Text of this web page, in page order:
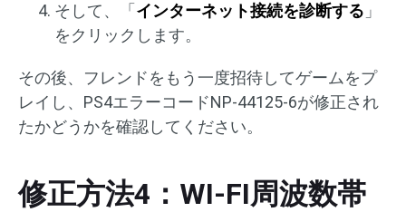
そして、「 インターネット接続を診断する 」
をクリックします。
その後、フレンドをもう一度招待してゲームをプ
レイし、PS4エラーコードNP-44125-6が修正され
たかどうかを確認してください。
修正方法4：WI-FI周波数帯